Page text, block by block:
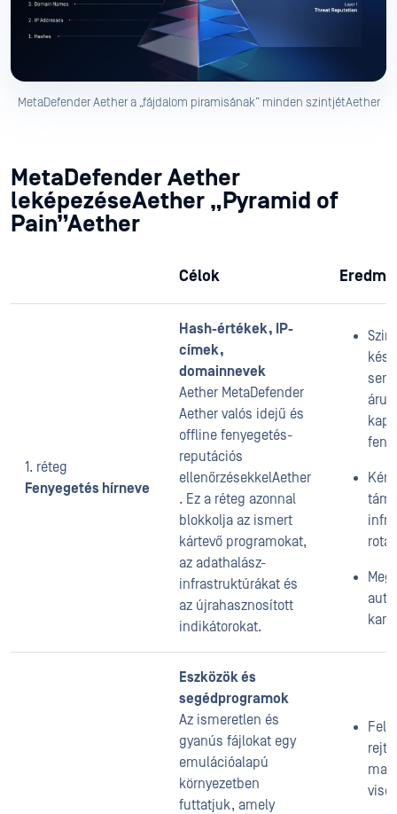
MetaDefender Aether a „fájdalom piramisának” minden szintjétAether
MetaDefender Aether
leképezéseAether „Pyramid of
Pain”Aether
Célok
1. réteg
Fenyegetés hírneve
Hash-értékek, IP-
címek,
domainnevek
Aether MetaDefender
Aether valós idejű és
offline fenyegetés-
reputációs
ellenőrzésekkelAether
. Ez a réteg azonnal
blokkolja az ismert
kártevő programokat,
az adathalász-
infrastruktúrákat és
az újrahasznosított
indikátorokat.
Eszközök és
segédprogramok
Az ismeretlen és
gyanús fájlokat egy
emulációalapú
környezetben
futtatjuk, amely